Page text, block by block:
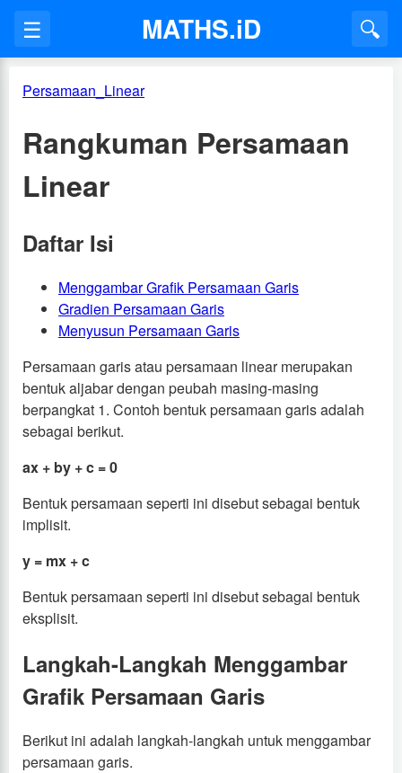
☰ MATHS.iD 🔍
Persamaan_Linear
Rangkuman Persamaan
Linear
Daftar Isi
Menggambar Grafik Persamaan Garis
Gradien Persamaan Garis
Menyusun Persamaan Garis
Persamaan garis atau persamaan linear merupakan
bentuk aljabar dengan peubah masing-masing
berpangkat 1. Contoh bentuk persamaan garis adalah
sebagai berikut.
ax + by + c = 0
Bentuk persamaan seperti ini disebut sebagai bentuk
implisit.
y = mx + c
Bentuk persamaan seperti ini disebut sebagai bentuk
eksplisit.
Langkah-Langkah Menggambar
Grafik Persamaan Garis
Berikut ini adalah langkah-langkah untuk menggambar
persamaan garis.